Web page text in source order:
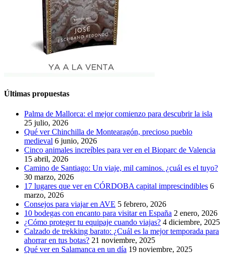
Últimas propuestas
Palma de Mallorca: el mejor comienzo para descubrir la isla
25 julio, 2026
Qué ver Chinchilla de Montearagón, precioso pueblo
medieval 6 junio, 2026
Cinco animales increíbles para ver en el Bioparc de Valencia
15 abril, 2026
Camino de Santiago: Un viaje, mil caminos. ¿cuál es el tuyo?
30 marzo, 2026
17 lugares que ver en CÓRDOBA capital imprescindibles 6
marzo, 2026
Consejos para viajar en AVE 5 febrero, 2026
10 bodegas con encanto para visitar en España 2 enero, 2026
¿Cómo proteger tu equipaje cuando viajas? 4 diciembre, 2025
Calzado de trekking barato: ¿Cuál es la mejor temporada para
ahorrar en tus botas? 21 noviembre, 2025
Qué ver en Salamanca en un día 19 noviembre, 2025